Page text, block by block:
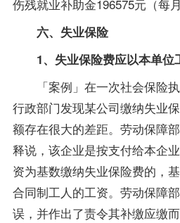
伤残就业补助金196575元（每
六、失业保险
1、失业保险费应以本单位
「案例」在一次社会保险执
行政部门发现某公司缴纳失业
额存在很大的差距。劳动保障
释说，该企业是按支付给本企
资为基数缴纳失业保险费的，
合同制工人的工资。劳动保障
误，并作出了责令其补缴应缴